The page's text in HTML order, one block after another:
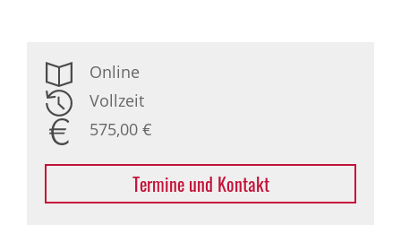
Online
Vollzeit
575,00 €
Termine und Kontakt